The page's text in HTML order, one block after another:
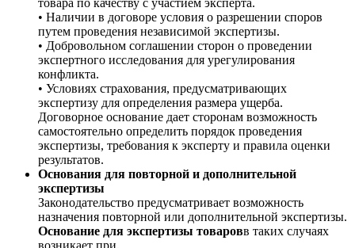
товара по качеству с участием эксперта.
• Наличии в договоре условия о разрешении споров
путем проведения независимой экспертизы.
• Добровольном соглашении сторон о проведении
экспертного исследования для урегулирования
конфликта.
• Условиях страхования, предусматривающих
экспертизу для определения размера ущерба.
Договорное основание дает сторонам возможность
самостоятельно определить порядок проведения
экспертизы, требования к эксперту и правила оценки
результатов.
Основания для повторной и дополнительной
экспертизы
Законодательство предусматривает возможность
назначения повторной или дополнительной экспертизы.
Основание для экспертизы товаровв таких случаях